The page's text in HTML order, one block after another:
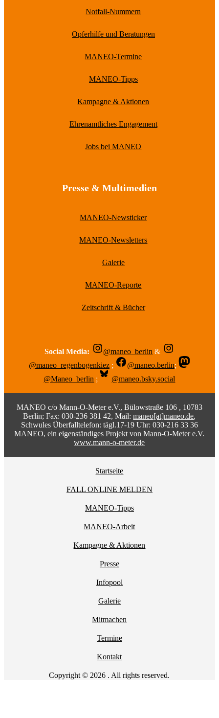
Notfall-Nummern
Opferhilfe und Beratungen
MANEO-Termine
MANEO-Tipps
Kampagne & Aktionen
Ehrenamtliches Engagement
Jobs bei MANEO
Presse & Multimedien
MANEO-Newsticker
MANEO-Newsletters
Galerie
MANEO-Reporte
Zeitschrift & Bücher
Social Media: @maneo_berlin &
@maneo_regenbogenkiez ; @maneo.berlin;
@Maneo_berlin ; @maneo.bsky.social
MANEO c/o Mann-O-Meter e.V., Bülowstraße 106 , 10783
Berlin; Fax: 030-236 381 42, Mail:maneo[at]maneo.de,
Schwules Überfalltelefon: tägl.17-19 Uhr: 030-216 33 36
MANEO, ein eigenständiges Projekt von Mann-O-Meter e.V.
www.mann-o-meter.de
Startseite
FALL ONLINE MELDEN
MANEO-Tipps
MANEO-Arbeit
Kampagne & Aktionen
Presse
Infopool
Galerie
Mitmachen
Termine
Kontakt
Copyright © 2026 . All rights reserved.